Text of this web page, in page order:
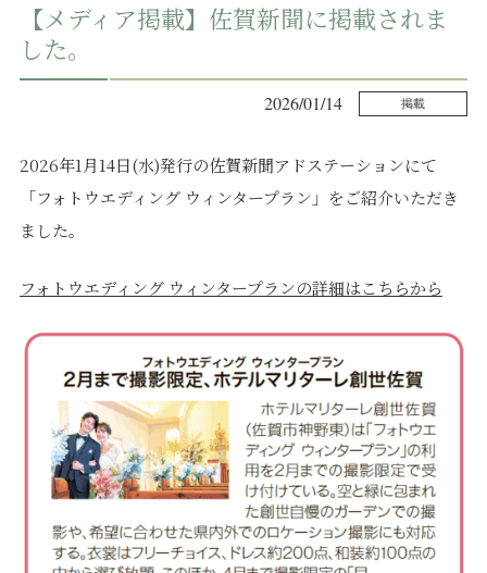
【メディア掲載】佐賀新聞に掲載されま
した。
2026/01/14 掲載
2026年1月14日(水)発行の佐賀新聞アドステーションにて
「フォトウエディング ウィンタープラン」をご紹介いただき
ました。
フォトウエディング ウィンタープランの詳細はこちらから